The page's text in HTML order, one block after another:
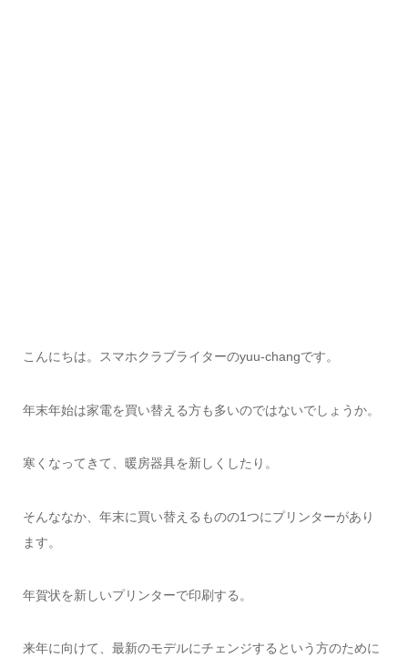
こんにちは。スマホクラブライターのyuu-changです。
年末年始は家電を買い替える方も多いのではないでしょうか。
寒くなってきて、暖房器具を新しくしたり。
そんななか、年末に買い替えるものの1つにプリンターがあり
ます。
年賀状を新しいプリンターで印刷する。
来年に向けて、最新のモデルにチェンジするという方のために